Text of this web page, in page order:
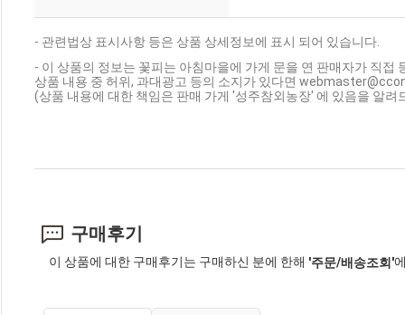
- 관련법상 표시사항 등은 상품 상세정보에 표시 되어 있습니다.
- 이 상품의 정보는 꽃피는 아침마을에 가게 문을 연 판매자가 직접
상품 내용 중 허위, 과대광고 등의 소지가 있다면
(상품 내용에 대한 책임은 판매 가게 '성주참외농장' 에 있음을 알려
구매후기
이 상품에 대한 구매후기는 구매하신 분에 한해 '주문/배송조회'